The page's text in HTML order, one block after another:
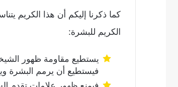
كما ذكرنا إليكم أن هذا الكريم
الكريم للبشرة:
يستطيع مقاومة ظهور
فيستطيع أن يرمم البشرة